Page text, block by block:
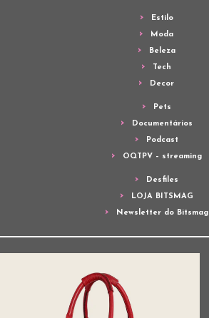
Estilo
Moda
Beleza
Tech
Decor
Pets
Documentários
Podcast
OQTPV – streaming
Desfiles
LOJA BITSMAG
Newsletter do Bitsmag